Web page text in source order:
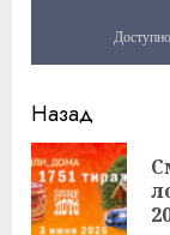
чтение
Назад